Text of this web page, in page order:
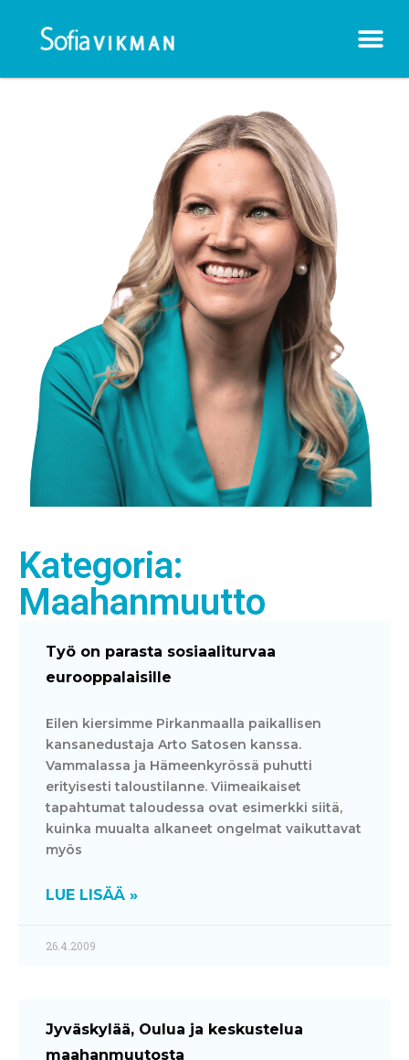
Kategoria:
Maahanmuutto
Työ on parasta sosiaaliturvaa
eurooppalaisille
Eilen kiersimme Pirkanmaalla paikallisen
kansanedustaja Arto Satosen kanssa.
Vammalassa ja Hämeenkyrössä puhutti
erityisesti taloustilanne. Viimeaikaiset
tapahtumat taloudessa ovat esimerkki siitä,
kuinka muualta alkaneet ongelmat vaikuttavat
myös
LUE LISÄÄ »
26.4.2009
Jyväskylää, Oulua ja keskustelua
maahanmuutosta